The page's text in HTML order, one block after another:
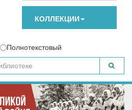
КОЛЛЕКЦИИ
Полнотекстовый